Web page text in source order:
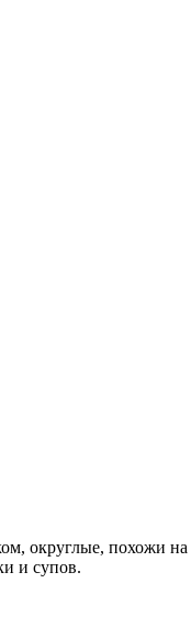
округлые, похожи
и супов.